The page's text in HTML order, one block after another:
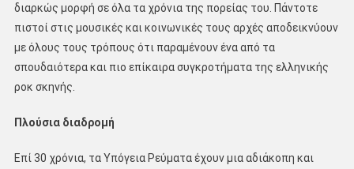
διαρκώς μορφή σε όλα τα χρόνια της πορείας του. Πάντοτε
πιστοί στις μουσικές και κοινωνικές τους αρχές αποδεικνύουν
με όλους τους τρόπους ότι παραμένουν ένα από τα
σπουδαιότερα και πιο επίκαιρα συγκροτήματα της ελληνικής
ροκ σκηνής.
Πλούσια διαδρομή
Επί 30 χρόνια, τα Υπόγεια Ρεύματα έχουν μια αδιάκοπη και